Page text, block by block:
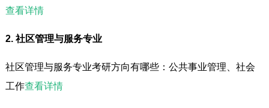
查看详情
2. 社区管理与服务专业
社区管理与服务专业考研方向有哪些：公共事业管理、社会
工作查看详情